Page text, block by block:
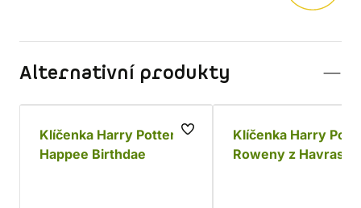
Alternativní produkty
Klíčenka Harry Potter -
Happee Birthdae
Klíčenka Harry
Roweny z